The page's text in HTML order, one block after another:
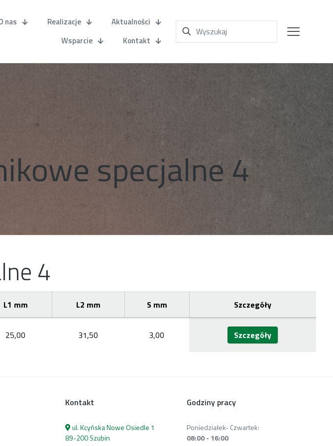
nas Realizacje
Aktualności
Wsparcie
Kontakt
specjalne 4
4
L1 mm L2 mm S mm Szczegóły
25,00 31,50 3,00 Szczegóły
Kontakt
ul. Kcyńska Nowe Osiedle 1
89-200 Szubin
Godziny pracy
Poniedziałek- Czwartek:
08:00 - 16:00